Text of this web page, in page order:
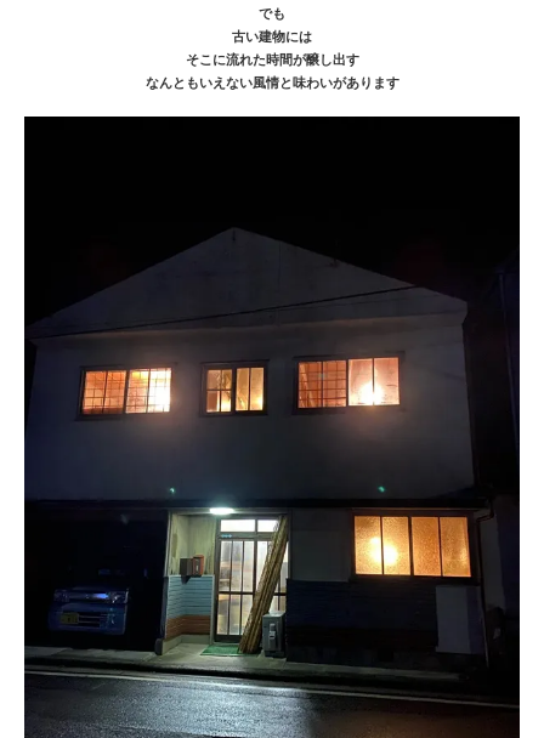
でも
古い建物には
そこに流れた時間が醸し出す
なんともいえない風情と味わいがあります